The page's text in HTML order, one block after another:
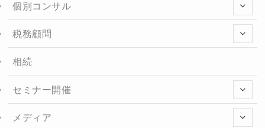
個別コンサル
税務顧問
相続
セミナー開催
メディア